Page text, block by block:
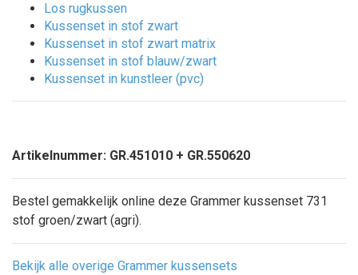
Los rugkussen
Kussenset in stof zwart
Kussenset in stof zwart matrix
Kussenset in stof blauw/zwart
Kussenset in kunstleer (pvc)
Artikelnummer: GR.451010 + GR.550620
Bestel gemakkelijk online deze Grammer kussenset 731
stof groen/zwart (agri).
Bekijk alle overige Grammer kussensets